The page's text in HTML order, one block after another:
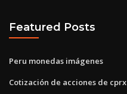
Featured Posts
Peru monedas imágenes
Cotización de acciones de cprx